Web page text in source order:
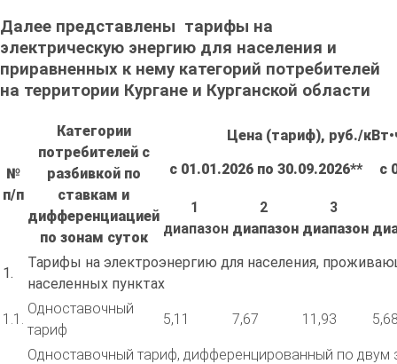
Далее представлены тарифы на
электрическую энергию для населения и
приравненных к нему категорий потребителей
на территории Кургане и Курганской области
№
п/п
Категории
потребителей с
разбивкой по
ставкам и
дифференциацией
по зонам суток
Цена (тариф), руб./
с 01.01.2026 по 30.09.2026** с
1
диапазон
2
диапазон
3
диапазон
1.
Тарифы на электроэнергию для населения,
населенных пунктах
1.1.
Одноставочный
тариф
5,11 7,67 11,93
Одноставочный тариф, дифференцированный по двум